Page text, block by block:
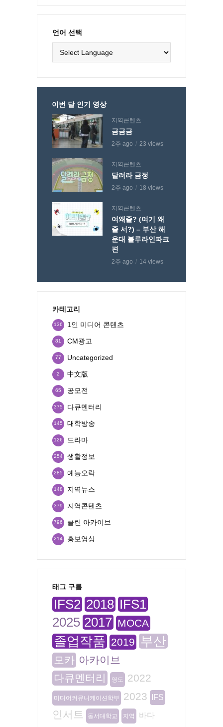
언어 선택
이번 달 인기 영상
지역콘텐츠
금금금
2주 ago 23 views
지역콘텐츠
달려라 금정
2주 ago 18 views
지역콘텐츠
여왜줄? (여기 왜
줄 서?) – 부산 해
운대 블루라인파크
편
2주 ago 14 views
카테고리
1인 미디어 콘텐츠
136
CM광고
81
Uncategorized
77
中文版
2
공모전
65
다큐멘터리
375
대학방송
145
드라마
126
생활정보
254
예능오락
285
지역뉴스
148
지역콘텐츠
379
클린 아카이브
796
홍보영상
214
태그 구름
IFS2 2018 IFS1
2025 2017 MOCA
졸업작품 2019 부산
모카 아카이브
다큐멘터리
영도 2022
미디어커뮤니케이션학부 2023 IFS
인서트 동서대학교 지역
바다